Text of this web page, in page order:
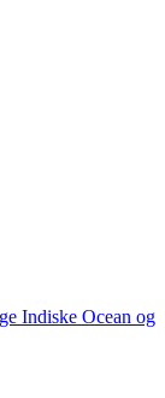
Indiske Ocean og